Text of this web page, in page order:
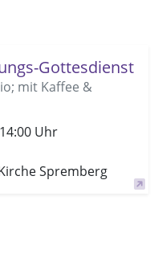
Gottesdienst
mit Kaffee &
Uhr
Spremberg